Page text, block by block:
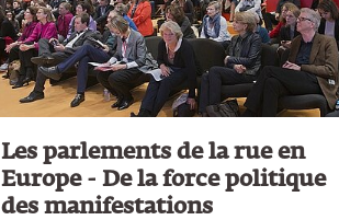
Les parlements de la rue en
Europe - De la force politique
des manifestations